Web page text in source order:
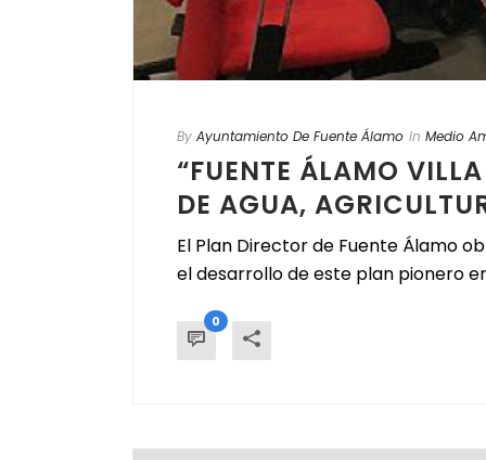
By Ayuntamiento De Fuente Álamo In Medio
“FUENTE ÁLAMO
DE AGUA,
El Plan Director de Fuente Álamo
el desarrollo de este plan pionero
0